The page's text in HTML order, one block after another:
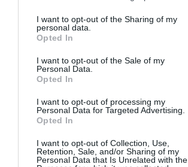
I want to opt-out of the Sharing of my
personal data.
Opted In
I want to opt-out of the Sale of my
Personal Data.
Opted In
I want to opt-out of processing my
Personal Data for Targeted Advertising.
Opted In
I want to opt-out of Collection, Use,
Retention, Sale, and/or Sharing of my
Personal Data that Is Unrelated with the